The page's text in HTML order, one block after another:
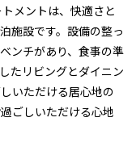
メントは、快適さと
施設です。設備の整っ
ンチがあり、食事の準
たリビングとダイニン
いただける居心地の
ごしいただける心地